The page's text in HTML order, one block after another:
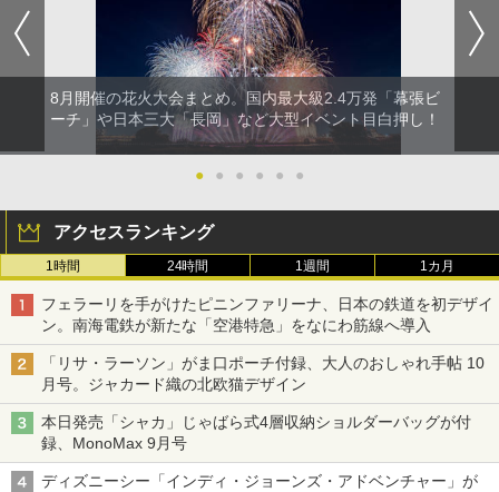
8月開催の花火大会まとめ。国内最大級2.4万発「幕張ビ
ーチ」や日本三大「長岡」など大型イベント目白押し！
● ● ● ● ● ●
アクセスランキング
1時間 24時間 1週間 1カ月
フェラーリを手がけたピニンファリーナ、日本の鉄道を初デザイ
ン。南海電鉄が新たな「空港特急」をなにわ筋線へ導入
「リサ・ラーソン」がま口ポーチ付録、大人のおしゃれ手帖 10
月号。ジャカード織の北欧猫デザイン
本日発売「シャカ」じゃばら式4層収納ショルダーバッグが付
録、MonoMax 9月号
ディズニーシー「インディ・ジョーンズ・アドベンチャー」が